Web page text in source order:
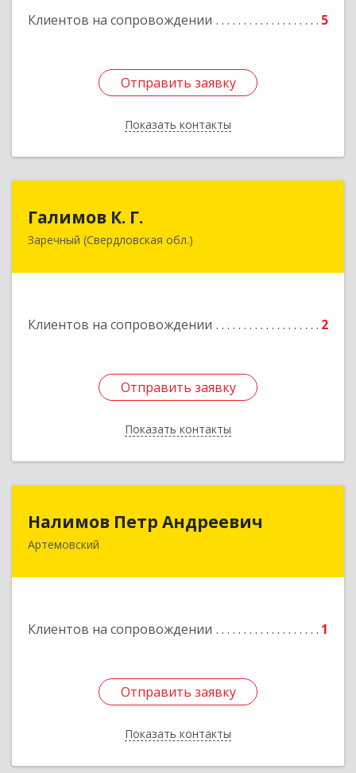
Клиентов на сопровождении 5
Отправить заявку
Показать контакты
Подробнее
Отправить заявку
Назад
Галимов К. Г.
Заречный (Свердловская обл.)
Клиентов на сопровождении 2
Отправить заявку
Показать контакты
Свердловская обл, г. Заречный, ул. Кузнецова,
Отправить заявку
Назад
Налимов Петр Андреевич
Артемовский
Клиентов на сопровождении 1
Отправить заявку
Показать контакты
623780, Свердловская обл, Артемовский г,
Отправить заявку
Назад